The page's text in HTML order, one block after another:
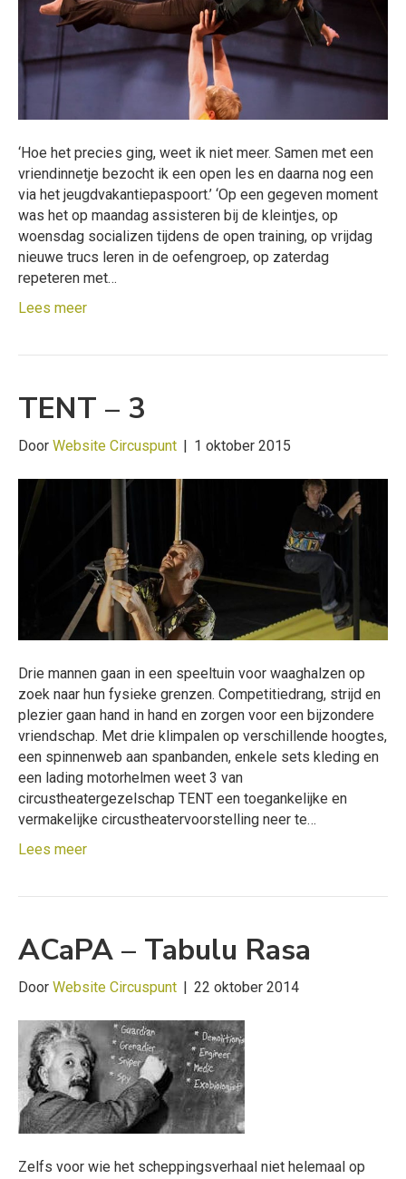
‘Hoe het precies ging, weet ik niet meer. Samen met een
vriendinnetje bezocht ik een open les en daarna nog een
via het jeugdvakantiepaspoort.’ ‘Op een gegeven moment
was het op maandag assisteren bij de kleintjes, op
woensdag socializen tijdens de open training, op vrijdag
nieuwe trucs leren in de oefengroep, op zaterdag
repeteren met…
Lees meer
TENT – 3
Door Website Circuspunt | 1 oktober 2015
Drie mannen gaan in een speeltuin voor waaghalzen op
zoek naar hun fysieke grenzen. Competitiedrang, strijd en
plezier gaan hand in hand en zorgen voor een bijzondere
vriendschap. Met drie klimpalen op verschillende hoogtes,
een spinnenweb aan spanbanden, enkele sets kleding en
een lading motorhelmen weet 3 van
circustheatergezelschap TENT een toegankelijke en
vermakelijke circustheatervoorstelling neer te…
Lees meer
ACaPA – Tabulu Rasa
Door Website Circuspunt | 22 oktober 2014
Zelfs voor wie het scheppingsverhaal niet helemaal op